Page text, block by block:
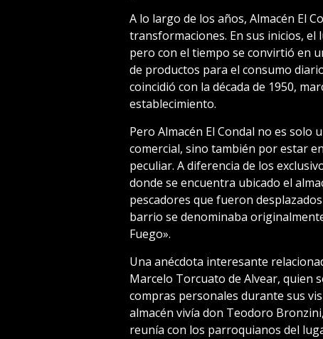
A lo largo de los años, Almacén El
transformaciones. En sus inicios, el
pero con el tiempo se convirtió en
de productos para el consumo
coincidió con la década de 1950,
establecimiento.
Pero Almacén El Condal no es
comercial, sino también por estar
peculiar. A diferencia de los
donde se encuentra ubicado el
pescadores que fueron
barrio se denominaba
Fuego».
Una anécdota interesante
Marcelo Torcuato de Alvear, quien
compras personales durante sus
almacén vivía don Teodoro
reunía con los parroquianos del